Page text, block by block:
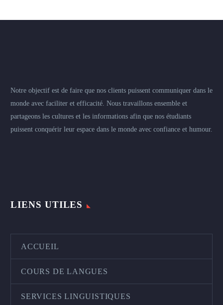
Notre objectif est de faire que nos clients puissent communiquer dans le
monde avec faciliter et efficacité. Nous travaillons ensemble et
partageons les cultures et les informations afin que nos étudiants
puissent conquérir leur espace dans le monde avec confiance et humour.
LIENS UTILES
ACCUEIL
COURS DE LANGUES
SERVICES LINGUISTIQUES